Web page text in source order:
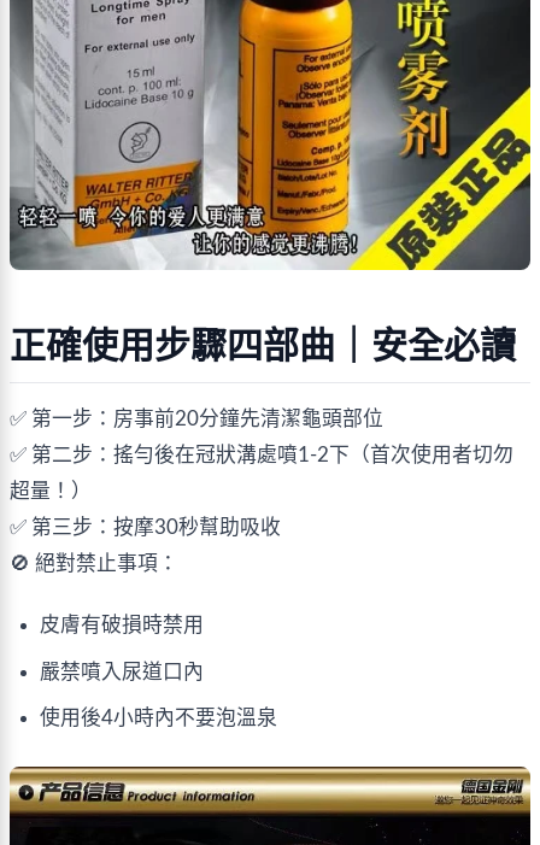
正確使用步驟四部曲｜安全必讀
✅ 第一步：房事前20分鐘先清潔龜頭部位
✅ 第二步：搖勻後在冠狀溝處噴1-2下（首次使用者切勿
超量！）
✅ 第三步：按摩30秒幫助吸收
🚫 絕對禁止事項：
皮膚有破損時禁用
嚴禁噴入尿道口內
使用後4小時內不要泡溫泉